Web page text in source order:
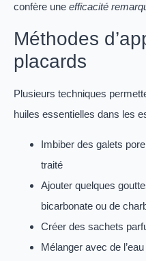
confère une efficacité
Méthodes
placards
Plusieurs techniques
huiles essentielles dans les
Imbiber des galets
traité
Ajouter quelques
bicarbonate ou de
Créer des sachets
Mélanger avec de